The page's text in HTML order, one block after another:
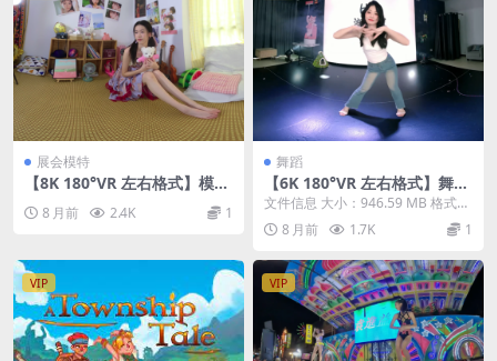
展会模特
【8K 180°VR 左右格式】模特
8 月前 2.4K 1
舞蹈
【6K 180°VR 左右格式】舞蹈
25-12-06
文件信息 大小：946.59 MB 格式：
mp4（180°3D左右格式） 时长：...
8 月前 1.7K 1
VIP VIP